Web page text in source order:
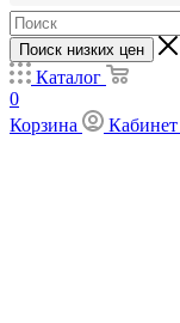
Поиск низких цен
Каталог
0
Корзина
Кабинет